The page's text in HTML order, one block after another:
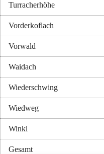
Turracherhöhe
Vorderkoflach
Vorwald
Waidach
Wiederschwing
Wiedweg
Winkl
Gesamt